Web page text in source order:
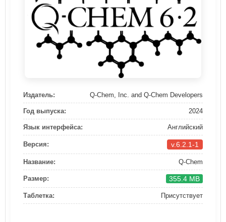
Издатель: Q-Chem, Inc. and Q-Chem Developers
Год выпуска: 2024
Язык интерфейса: Английский
Версия: v.6.2.1-1
Название: Q-Chem
Размер: 355.4 MB
Таблетка: Присутствует